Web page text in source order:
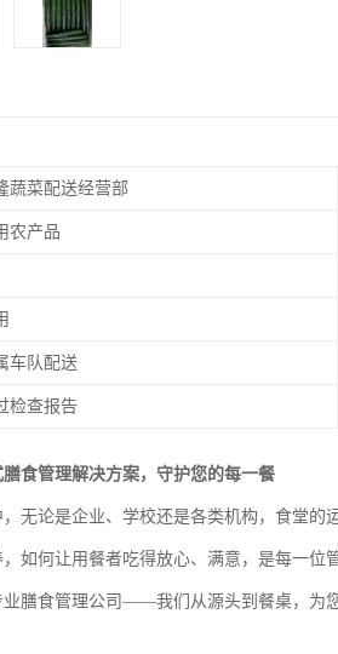
蔬菜配送经营部
农产品
车队配送
检查报告
食管理解决方案，守护您的每一餐
无论是企业、学校还是各类机构，食堂
如何让用餐者吃得放心、满意，是每一位
膳食管理公司——我们从源头到餐桌，为